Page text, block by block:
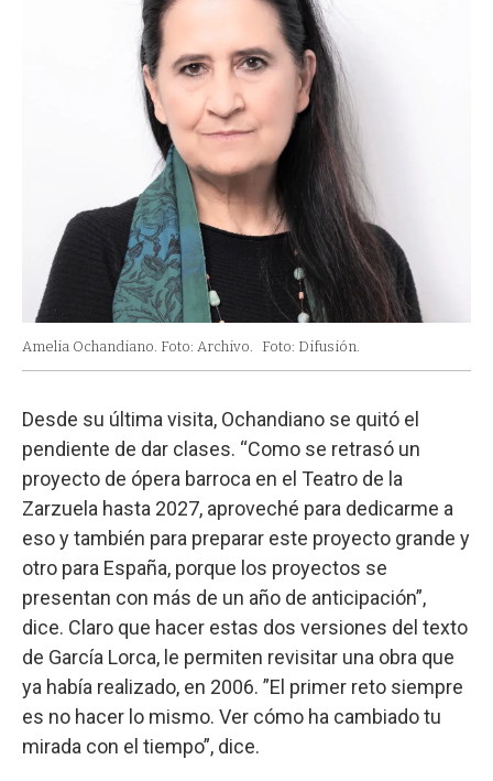
Amelia Ochandiano. Foto: Archivo. Foto: Difusión.
Desde su última visita, Ochandiano se quitó el
pendiente de dar clases. “Como se retrasó un
proyecto de ópera barroca en el Teatro de la
Zarzuela hasta 2027, aproveché para dedicarme a
eso y también para preparar este proyecto grande y
otro para España, porque los proyectos se
presentan con más de un año de anticipación”,
dice. Claro que hacer estas dos versiones del texto
de García Lorca, le permiten revisitar una obra que
ya había realizado, en 2006. ”El primer reto siempre
es no hacer lo mismo. Ver cómo ha cambiado tu
mirada con el tiempo”, dice.